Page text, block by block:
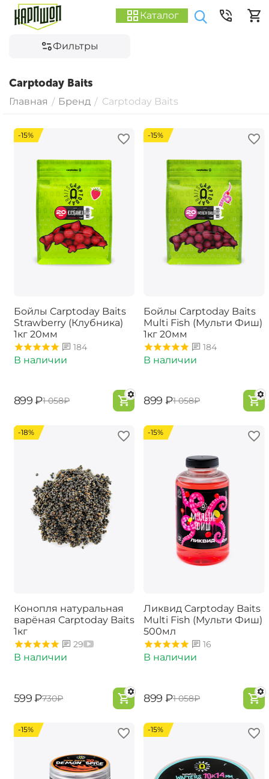
Каталог
Фильтры
Carptoday Baits
Главная / Бренд / Carptoday Baits
-15%
Бойлы Carptoday Baits
Strawberry (Клубника)
1кг 20мм
184
В наличии
‍899‍ ₽‍1 058‍₽
-15%
Бойлы Carptoday Baits
Multi Fish (Мульти Фиш)
1кг 20мм
184
В наличии
‍899‍ ₽‍1 058‍₽
-18%
Конопля натуральная
варёная Carptoday Baits
1кг
29
В наличии
‍599‍ ₽‍730‍₽
-15%
Ликвид Carptoday Baits
Multi Fish (Мульти Фиш)
500мл
16
В наличии
‍899‍ ₽‍1 058‍₽
-15% -15%